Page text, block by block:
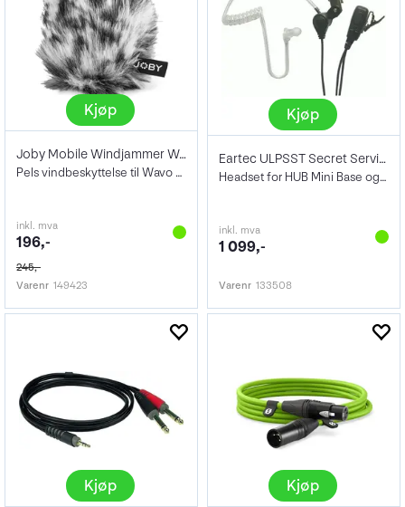
Kjøp
Joby Mobile Windjammer Wavo Polar
Pels vindbeskyttelse til Wavo Mobile mic
inkl. mva
196,-
245,-
Varenr 149423
Kjøp
Eartec ULPSST Secret Service Style
Headset for HUB Mini Base og UltraLITE
inkl. mva
1 099,-
Varenr 133508
Kjøp Kjøp